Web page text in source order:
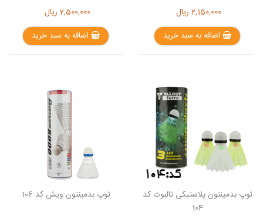
2,150,000 ریال
اضافه به سبد خرید
2,500,000 ریال
اضافه به سبد خرید
توپ بدمینتون پلاستیکی تالبوت کد
104
توپ بدمینتون ویش کد 106